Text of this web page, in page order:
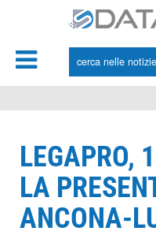
LEGAPRO,
LA
ANCONA-